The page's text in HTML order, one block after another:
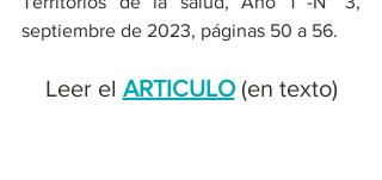
septiembre de 2023, páginas 50 a 56.
Leer el ARTICULO (en texto)